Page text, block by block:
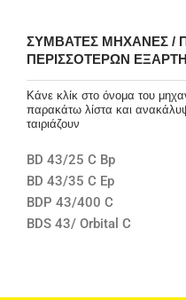
ΣΥΜΒΑΤΈΣ ΜΗΧΑΝΈΣ /
ΠΕΡΙΣΣΌΤΕΡΩΝ
Κάνε κλίκ στο όνομα του
παρακάτω λίστα και
ταιριάζουν
BD 43/25 C Bp
BD 43/35 C Ep
BDP 43/400 C
BDS 43/ Orbital C